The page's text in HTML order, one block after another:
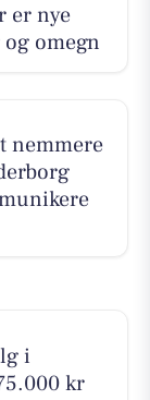
er nye
omegn
nemmere
i
kr